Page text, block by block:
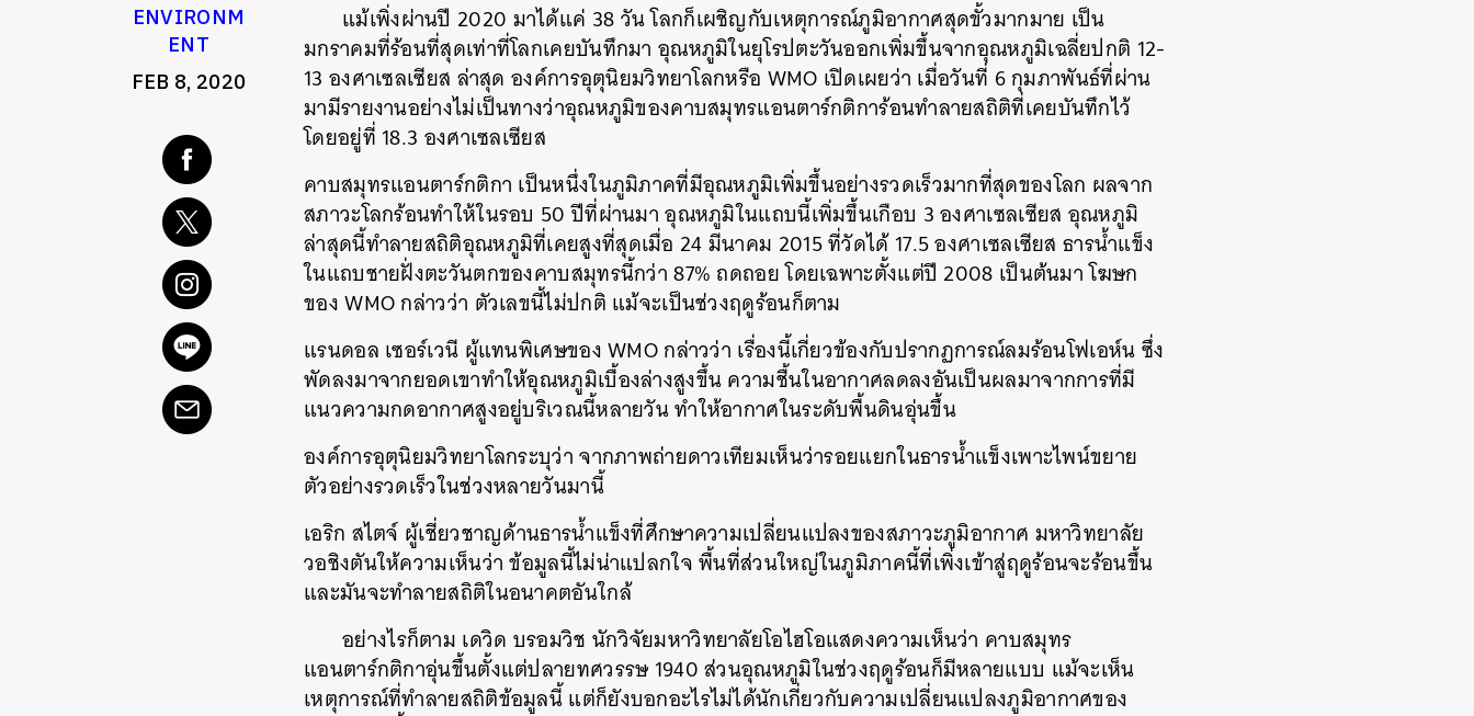
ENVIRONM
ENT
FEB 8, 2020
แม้เพิ่งผ่านปี 2020 มาได้แค่ 38 วัน โลกก็เผชิญกับเหตุการณ์ภูมิอากาศสุดขั้วมากมาย เป็น
มกราคมที่ร้อนที่สุดเท่าที่โลกเคยบันทึกมา อุณหภูมิในยุโรปตะวันออกเพิ่มขึ้นจากอุณหภูมิเฉลี่ยปกติ 12-
13 องศาเซลเซียส ล่าสุด องค์การอุตุนิยมวิทยาโลกหรือ WMO เปิดเผยว่า เมื่อวันที่ 6 กุมภาพันธ์ที่ผ่าน
มามีรายงานอย่างไม่เป็นทางว่าอุณหภูมิของคาบสมุทรแอนตาร์กติการ้อนทำลายสถิติที่เคยบันทึกไว้
โดยอยู่ที่ 18.3 องศาเซลเซียส
คาบสมุทรแอนตาร์กติกา เป็นหนึ่งในภูมิภาคที่มีอุณหภูมิเพิ่มขึ้นอย่างรวดเร็วมากที่สุดของโลก ผลจาก
สภาวะโลกร้อนทำให้ในรอบ 50 ปีที่ผ่านมา อุณหภูมิในแถบนี้เพิ่มขึ้นเกือบ 3 องศาเซลเซียส อุณหภูมิ
ล่าสุดนี้ทำลายสถิติอุณหภูมิที่เคยสูงที่สุดเมื่อ 24 มีนาคม 2015 ที่วัดได้ 17.5 องศาเซลเซียส ธารน้ำแข็ง
ในแถบชายฝั่งตะวันตกของคาบสมุทรนี้กว่า 87% ถดถอย โดยเฉพาะตั้งแต่ปี 2008 เป็นต้นมา โฆษก
ของ WMO กล่าวว่า ตัวเลขนี้ไม่ปกติ แม้จะเป็นช่วงฤดูร้อนก็ตาม
แรนดอล เซอร์เวนี ผู้แทนพิเศษของ WMO กล่าวว่า เรื่องนี้เกี่ยวข้องกับปรากฏการณ์ลมร้อนโฟเอห์น ซึ่ง
พัดลงมาจากยอดเขาทำให้อุณหภูมิเบื้องล่างสูงขึ้น ความชื้นในอากาศลดลงอันเป็นผลมาจากการที่มี
แนวความกดอากาศสูงอยู่บริเวณนี้หลายวัน ทำให้อากาศในระดับพื้นดินอุ่นขึ้น
องค์การอุตุนิยมวิทยาโลกระบุว่า จากภาพถ่ายดาวเทียมเห็นว่ารอยแยกในธารน้ำแข็งเพาะไพน์ขยาย
ตัวอย่างรวดเร็วในช่วงหลายวันมานี้
เอริก สไตจ์ ผู้เชี่ยวชาญด้านธารน้ำแข็งที่ศึกษาความเปลี่ยนแปลงของสภาวะภูมิอากาศ มหาวิทยาลัย
วอชิงตันให้ความเห็นว่า ข้อมูลนี้ไม่น่าแปลกใจ พื้นที่ส่วนใหญ่ในภูมิภาคนี้ที่เพิ่งเข้าสู่ฤดูร้อนจะร้อนขึ้น
และมันจะทำลายสถิติในอนาคตอันใกล้
อย่างไรก็ตาม เดวิด บรอมวิช นักวิจัยมหาวิทยาลัยโอไฮโอแสดงความเห็นว่า คาบสมุทร
แอนตาร์กติกาอุ่นขึ้นตั้งแต่ปลายทศวรรษ 1940 ส่วนอุณหภูมิในช่วงฤดูร้อนก็มีหลายแบบ แม้จะเห็น
เหตุการณ์ที่ทำลายสถิติข้อมูลนี้ แต่ก็ยังบอกอะไรไม่ได้นักเกี่ยวกับความเปลี่ยนแปลงภูมิอากาศของ